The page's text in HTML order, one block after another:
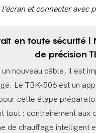
et connecter avec
en toute sécurité
de précision
nouveau câble, il est
Le TBK-506 est un
cette étape
tout : contrairement aux
de chauffage intelligent